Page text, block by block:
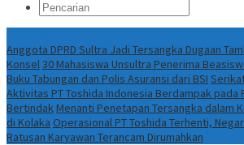
Anggota DPRD Sultra Jadi Tersangka Dugaan
Konsel30 Mahasiswa Unsultra Penerima
Buku Tabungan dan Polis Asuransi dari BSI
Aktivitas PT Toshida Indonesia Berdampak pada
BertindakMenanti Penetapan Tersangka dalam
di Kolaka Operasional PT Toshida Terhenti,
Ratusan Karyawan Terancam Dirumahkan